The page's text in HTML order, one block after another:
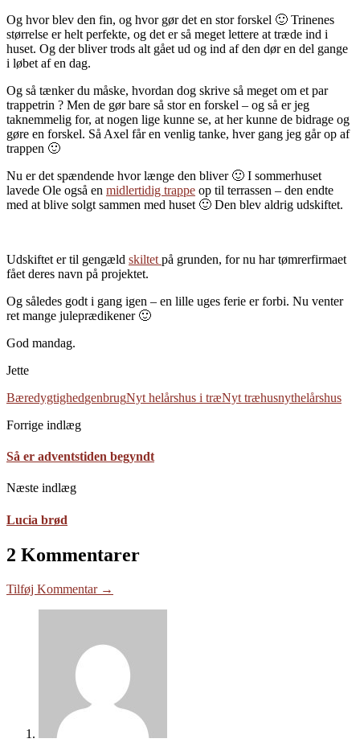
Og hvor blev den fin, og hvor gør det en stor forskel 🙂 Trinenes
størrelse er helt perfekte, og det er så meget lettere at træde ind i
huset. Og der bliver trods alt gået ud og ind af den dør en del gange
i løbet af en dag.
Og så tænker du måske, hvordan dog skrive så meget om et par
trappetrin ? Men de gør bare så stor en forskel – og så er jeg
taknemmelig for, at nogen lige kunne se, at her kunne de bidrage og
gøre en forskel. Så Axel får en venlig tanke, hver gang jeg går op af
trappen 🙂
Nu er det spændende hvor længe den bliver 🙂 I sommerhuset
lavede Ole også en midlertidig trappe op til terrassen – den endte
med at blive solgt sammen med huset 🙂 Den blev aldrig udskiftet.
Udskiftet er til gengæld skiltet på grunden, for nu har tømrerfirmaet
fået deres navn på projektet.
Og således godt i gang igen – en lille uges ferie er forbi. Nu venter
ret mange juleprædikener 🙂
God mandag.
Jette
BæredygtighedgenbrugNyt helårshus i træNyt træhusnythelårshus
Forrige indlæg
Så er adventstiden begyndt
Næste indlæg
Lucia brød
2 Kommentarer
Tilføj Kommentar →